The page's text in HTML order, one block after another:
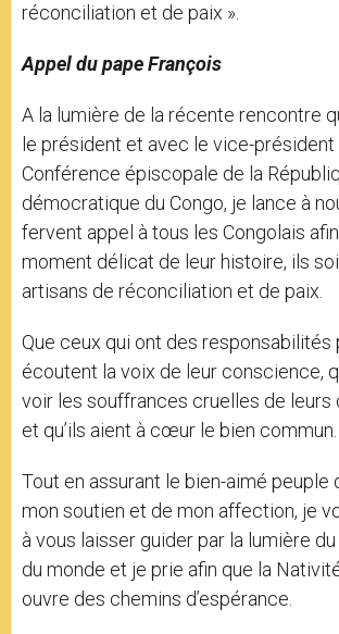
réconciliation et de paix ».
Appel du pape François
A la lumière de la récente rencontre
le président et avec le vice-président
Conférence épiscopale de la
démocratique du Congo, je lance à
fervent appel à tous les Congolais afin
moment délicat de leur histoire, ils
artisans de réconciliation et de paix.
Que ceux qui ont des responsabilités
écoutent la voix de leur conscience,
voir les souffrances cruelles de
et qu’ils aient à cœur le bien commun.
Tout en assurant le bien-aimé peuple
mon soutien et de mon affection, je
à vous laisser guider par la lumière
du monde et je prie afin que la
ouvre des chemins d’espérance.